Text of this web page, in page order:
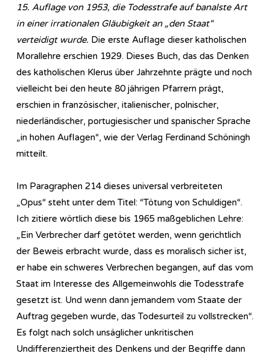
15. Auflage von 1953, die Todesstrafe auf banalste Art
in einer irrationalen Gläubigkeit an „den Staat“
verteidigt wurde. Die erste Auflage dieser katholischen
Morallehre erschien 1929. Dieses Buch, das das Denken
des katholischen Klerus über Jahrzehnte prägte und noch
vielleicht bei den heute 80 jährigen Pfarrern prägt,
erschien in französischer, italienischer, polnischer,
niederländischer, portugiesischer und spanischer Sprache
„in hohen Auflagen“, wie der Verlag Ferdinand Schöningh
mitteilt.
Im Paragraphen 214 dieses universal verbreiteten
„Opus“ steht unter dem Titel: “Tötung von Schuldigen“.
Ich zitiere wörtlich diese bis 1965 maßgeblichen Lehre:
„Ein Verbrecher darf getötet werden, wenn gerichtlich
der Beweis erbracht wurde, dass es moralisch sicher ist,
er habe ein schweres Verbrechen begangen, auf das vom
Staat im Interesse des Allgemeinwohls die Todesstrafe
gesetzt ist. Und wenn dann jemandem vom Staate der
Auftrag gegeben wurde, das Todesurteil zu vollstrecken“.
Es folgt nach solch unsäglicher unkritischen
Undifferenziertheit des Denkens und der Begriffe dann